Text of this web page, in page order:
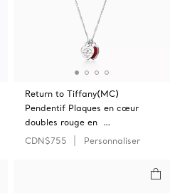
Return to Tiffany(MC)
Pendentif Plaques en cœur
doubles rouge en …
CDN$755
Personnaliser